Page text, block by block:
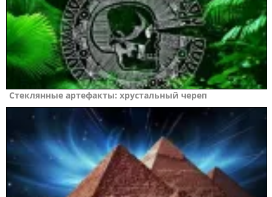
Стеклянные артефакты: хрустальный череп